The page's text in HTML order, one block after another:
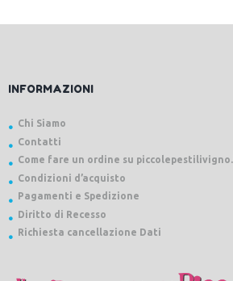
INFORMAZIONI
Chi Siamo
Contatti
Come fare un ordine su
Condizioni d’acquisto
Pagamenti e Spedizione
Diritto di Recesso
Richiesta cancellazione Dati